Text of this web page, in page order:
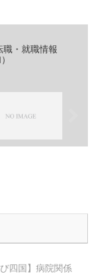
職・就職情報
び四国】病院関係